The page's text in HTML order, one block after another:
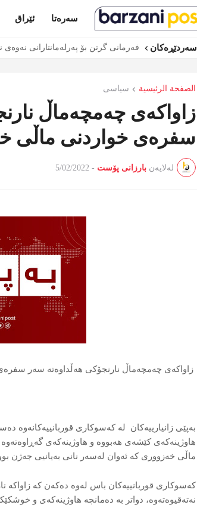
سەرەتا ئێراق
سەردێڕەکان فەرمانی گرتن بۆ پەرلەمانتارانی
الصفحة الرئيسية سیاسی
زاواكەی چەمچەماڵ
سفرەی خواردنی ماڵی
لەلایەن بارزانی پۆست -
5/02/2022
زاواكەی چەمچەماڵ نارنجۆكی هەڵداوەتە سەر
بەپێی زانیارییەكان لە كەسوكاری
هاوژینەكەی كێشەی هەبووە و هاوژینەكەی
ماڵی خەزووری كە ئەوان لەسەر نانی بەیانیی جەژن
كەسوكاری قوربانییەكان باس لەوە دەكەن كە زاواكە
نەتەقیوەتەوە، دواتر بە دەمانچە هاوژینەكەی و